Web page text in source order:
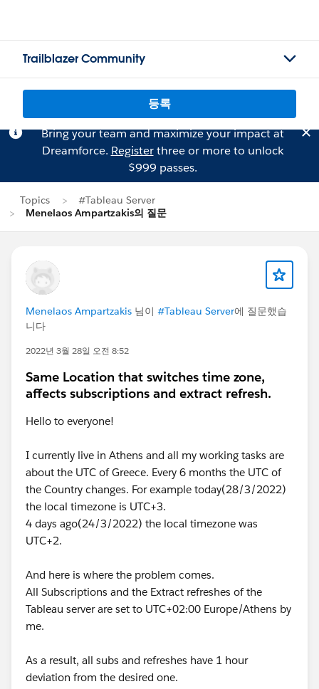
Trailblazer Community
등록
Bring your team and maximize your impact at
Dreamforce. Registerthree or more to unlock
$999 passes.
Topics
#Tableau Server
Menelaos Ampartzakis의 질문
Menelaos Ampartzakis 님이 #Tableau Server에 질문했습
니다
2022년 3월 28일 오전 8:52
Same Location that switches time zone,
affects subscriptions and extract refresh.
Hello to everyone!
I currently live in Athens and all my working tasks are
about the UTC of Greece. Every 6 months the UTC of
the Country changes. For example today(28/3/2022)
the local timezone is UTC+3.
4 days ago(24/3/2022) the local timezone was
UTC+2.
And here is where the problem comes.
All Subscriptions and the Extract refreshes of the
Tableau server are set to UTC+02:00 Europe/Athens by
me.
As a result, all subs and refreshes have 1 hour
deviation from the desired one.